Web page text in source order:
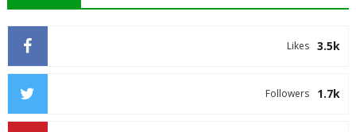
3.5k
Likes
1.7k
Followers